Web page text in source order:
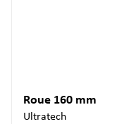
Roue 160 mm
Ultratech